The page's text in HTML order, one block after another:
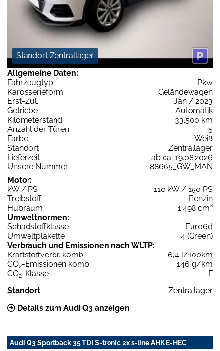
Standort Zentrallager
Allgemeine Daten:
Fahrzeugtyp
Pkw
Karosserieform
Geländewagen
Erst-Zul.
Jan / 2023
Getriebe
Automatik
Kilometerstand
33.500 km
Anzahl der Türen
5
Farbe
Weiß
Standort
Zentrallager
Lieferzeit
ab ca. 19.08.2026
Unsere Nummer
88665_GW_MAN
Motor:
kW / PS
110 kW / 150 PS
Treibstoff
Benzin
Hubraum
1.498 cm³
Umweltnormen:
Schadstoffklasse
Euro6d
Umweltplakette
4 (Green)
Verbrauch und Emissionen nach WLTP:
Kraftstoffverbr. komb.
6,4 l/100km
CO2-Emissionen komb.
146 g/km
CO2-Klasse
F
Standort
Zentrallager
Details zum Audi Q3 anzeigen
Audi Q3 Sportback 35 TDI S-tronic 2x s-line AHK E-HEC